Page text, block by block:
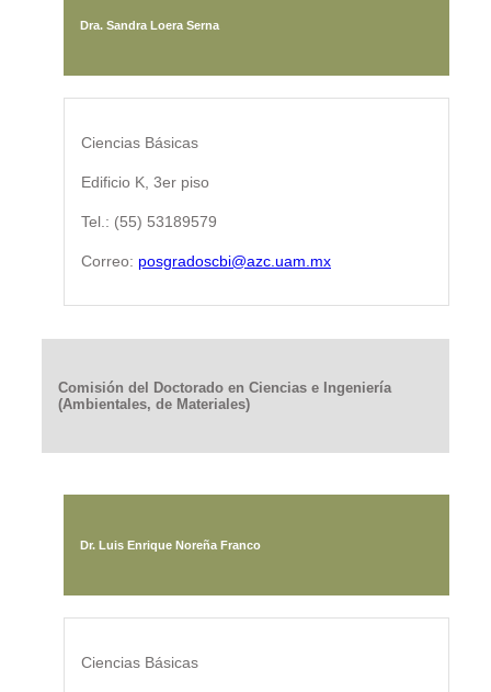
Dra. Sandra Loera Serna
Ciencias Básicas
Edificio K, 3er piso
Tel.: (55) 53189579
Correo: posgradoscbi@azc.uam.mx
Comisión del Doctorado en Ciencias e Ingeniería
(Ambientales, de Materiales)
Dr. Luis Enrique Noreña Franco
Ciencias Básicas